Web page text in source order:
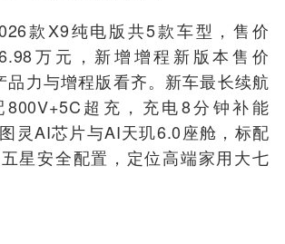
款X9纯电版共5款车型，售价
万元，新增增程新版本售价
品力与增程版看齐。新车最长续航
800V+5C超充，充电8分钟补能
灵AI芯片与AI天玑6.0座舱，标配
星安全配置，定位高端家用大七